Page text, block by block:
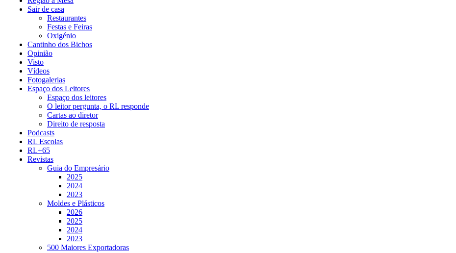
Sair de casa
Restaurantes
Festas e Feiras
Oxigénio
Cantinho dos Bichos
Opinião
Visto
Vídeos
Fotogalerias
Espaço dos Leitores
Espaço dos leitores
O leitor pergunta, o RL responde
Cartas ao diretor
Direito de resposta
Podcasts
RL Escolas
RL+65
Revistas
Guia do Empresário
2025
2024
2023
Moldes e Plásticos
2026
2025
2024
2023
500 Maiores Exportadoras